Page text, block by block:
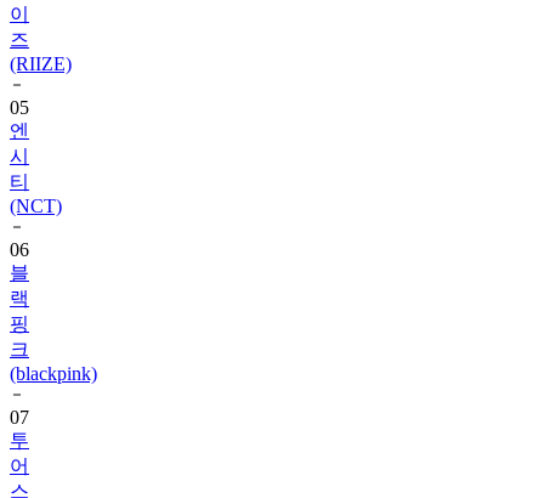
이
즈
(RIIZE)
05
엔
시
티
(NCT)
06
블
랙
핑
크
(blackpink)
07
투
어
스